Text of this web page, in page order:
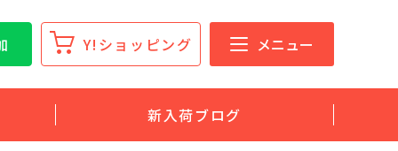
Y!ショッピング メニュー
新入荷ブログ